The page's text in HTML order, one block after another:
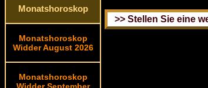
Monatshoroskop
Monatshoroskop
Widder August 2026
Monatshoroskop